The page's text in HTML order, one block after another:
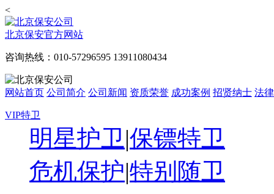
<
北京保安官方网站
咨询热线：010-57296595 13911080434
网站首页 公司简介 公司新闻 资质荣誉 成功案例 招贤纳士 法
VIP特卫
明星护卫 |保镖特卫
危机保护|特别随卫